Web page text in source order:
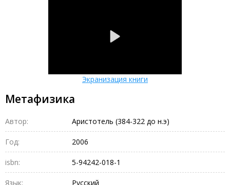
Экранизация книги
Метафизика
Автор: Аристотель (384-322 до н.э)
Год: 2006
isbn: 5-94242-018-1
Язык: Русский